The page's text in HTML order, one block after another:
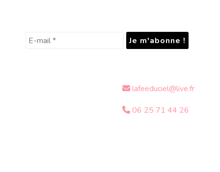
lafeeduciel@live.fr
06 25 71 44 26